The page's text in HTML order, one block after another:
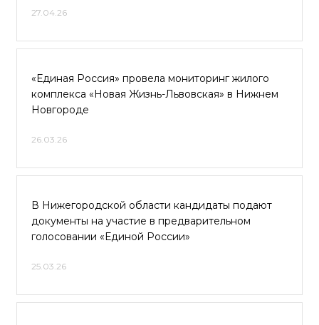
27.04.26
«Единая Россия» провела мониторинг жилого
комплекса «Новая Жизнь-Львовская» в Нижнем
Новгороде
26.03.26
В Нижегородской области кандидаты подают
документы на участие в предварительном
голосовании «Единой России»
25.03.26